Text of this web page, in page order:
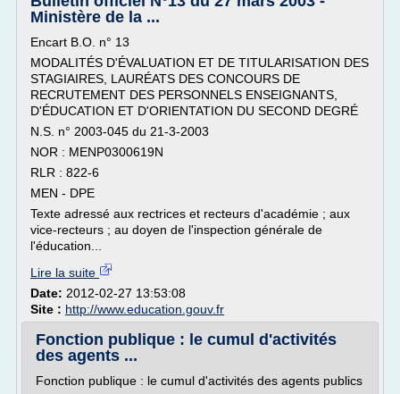
Ministère de la ...
Encart B.O. n° 13
MODALITÉS D'ÉVALUATION ET DE TITULARISATION DES
STAGIAIRES, LAURÉATS DES CONCOURS DE
RECRUTEMENT DES PERSONNELS ENSEIGNANTS,
D'ÉDUCATION ET D'ORIENTATION DU SECOND DEGRÉ
N.S. n° 2003-045 du 21-3-2003
NOR : MENP0300619N
RLR : 822-6
MEN - DPE
Texte adressé aux rectrices et recteurs d'académie ; aux
vice-recteurs ; au doyen de l'inspection générale de
l'éducation...
Lire la suite
Date: 2012-02-27 13:53:08
Site : http://www.education.gouv.fr
Fonction publique : le cumul d'activités
des agents ...
Fonction publique : le cumul d'activités des agents publics